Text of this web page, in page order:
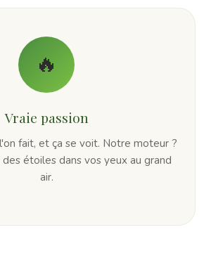
🔥
Vraie passion
fait, et ça se voit. Notre moteur ?
étoiles dans vos yeux au grand
air.